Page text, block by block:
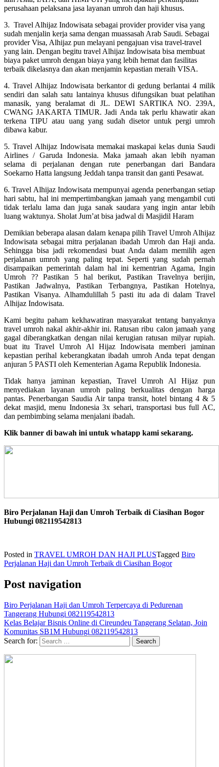
perusahaan pelaksana jasa layanan umroh dan haji khusus.
3. Travel Alhijaz Indowisata sebagai provider provider visa yang
sudah menjalin kerja sama dengan muassasah Arab Saudi. Sebagai
provider Visa, Alhijaz pun melayani pengajuan visa travel-travel
yang lain. Dengan begitu travel Alhijaz Indowisata bisa membuat
biaya paket umroh dengan biaya yang lebih hemat dan fasilitas
terbaik dikelasnya dan akan menjamin kepastian meraih VISA.
4. Travel Alhijaz Indowisata berkantor di gedung berlantai 4 milik
sendiri dan salah satu lantainya khusus difungsikan buat pelatihan
manasik, yang beralamat di JL. DEWI SARTIKA NO. 239A,
CWANG JAKARTA TIMUR. Jadi Anda tak perlu khawatir akan
terkena TIPU atau uang yang sudah disetor untuk pergi umroh
dibawa kabur.
5. Travel Alhijaz Indowisata memakai maskapai kelas dunia Saudi
Airlines / Garuda Indonesia. Maka jamaah akan lebih nyaman
selama di perjalanan dengan rute penerbangan dari Bandara
Soekarno Hatta langsung Jeddah tanpa transit dan ganti Pesawat.
6. Travel Alhijaz Indowisata mempunyai agenda penerbangan setiap
hari sabtu, hal ini mempertimbangkan jamaah yang mengambil cuti
tidak terlalu lama dan juga sanak saudara yang ingin antar lebih
luang waktunya. Sholat Jum’at bisa jadwal di Masjidil Haram
Demikian beberapa alasan dalam kenapa pilih Travel Umroh Alhijaz
Indowisata sebagai mitra perjalanan ibadah Umroh dan Haji anda.
Sehingga bisa jadi rekomendasi buat Anda dalam memilih agen
perjalanan umroh yang paling tepat. Seperti yang sudah pernah
disampaikan pemerintah dalam hal ini kementrian Agama, Ingin
Umroh ?? Pastikan 5 hal berikut, Pastikan Travelnya berijin,
Pastikan Jadwalnya, Pastikan Terbangnya, Pastikan Hotelnya,
Pastikan Visanya. Alhamdulillah 5 pasti itu ada di dalam Travel
Alhijaz Indowisata.
Kami begitu paham kekhawatiran masyarakat tentang banyaknya
travel umroh nakal akhir-akhir ini. Ratusan ribu calon jamaah yang
gagal diberangkatkan dengan nilai kerugian ratusan milyar rupiah.
buat itu Travel Umroh Al Hijaz Indowisata memberi jaminan
kepastian perihal keberangkatan ibadah umroh Anda tepat dengan
anjuran 5 PASTI oleh Kementerian Agama Republik Indonesia.
Tidak hanya jaminan kepastian, Travel Umroh Al Hijaz pun
menyediakan layanan umroh paling berkualitas dengan harga
pantas. Penerbangan Saudia Air tanpa transit, hotel bintang 4 & 5
dekat masjid, menu Indonesia 3x sehari, transportasi bus full AC,
dan pembimbing selama menjalani ibadah.
Klik banner di bawah ini untuk whatapp kami sekarang.
Biro Perjalanan Haji dan Umroh Terbaik di Ciasihan Bogor
Hubungi 082119542813
Posted in TRAVEL UMROH DAN HAJI PLUSTagged Biro
Perjalanan Haji dan Umroh Terbaik di Ciasihan Bogor
Post navigation
Biro Perjalanan Haji dan Umroh Terpercaya di Pedurenan
Tangerang Hubungi 082119542813
Kelas Belajar Bisnis Online di Cireundeu Tangerang Selatan, Join
Komunitas SB1M Hubungi 082119542813
Search for: